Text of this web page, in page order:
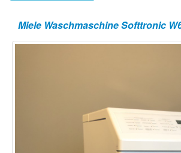
Miele Waschmaschine Softtronic